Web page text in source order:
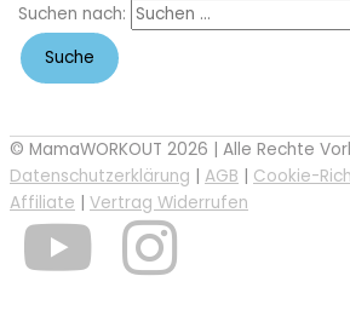
Suchen nach:
© MamaWORKOUT 2026 | Alle Rechte
Datenschutzerklärung | AGB | Cookie-
Affiliate | Vertrag Widerrufen